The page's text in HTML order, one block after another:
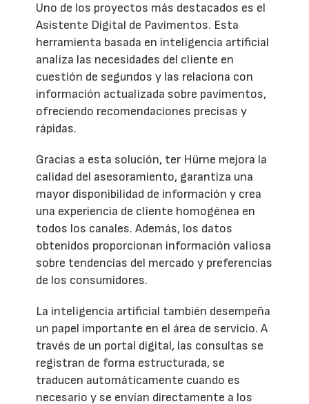
Uno de los proyectos más destacados es el
Asistente Digital de Pavimentos. Esta
herramienta basada en inteligencia artificial
analiza las necesidades del cliente en
cuestión de segundos y las relaciona con
información actualizada sobre pavimentos,
ofreciendo recomendaciones precisas y
rápidas.
Gracias a esta solución, ter Hürne mejora la
calidad del asesoramiento, garantiza una
mayor disponibilidad de información y crea
una experiencia de cliente homogénea en
todos los canales. Además, los datos
obtenidos proporcionan información valiosa
sobre tendencias del mercado y preferencias
de los consumidores.
La inteligencia artificial también desempeña
un papel importante en el área de servicio. A
través de un portal digital, las consultas se
registran de forma estructurada, se
traducen automáticamente cuando es
necesario y se envían directamente a los